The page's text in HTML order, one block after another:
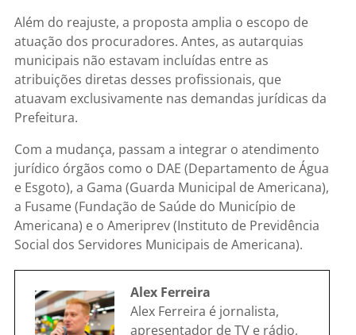
Além do reajuste, a proposta amplia o escopo de
atuação dos procuradores. Antes, as autarquias
municipais não estavam incluídas entre as
atribuições diretas desses profissionais, que
atuavam exclusivamente nas demandas jurídicas da
Prefeitura.
Com a mudança, passam a integrar o atendimento
jurídico órgãos como o DAE (Departamento de Água
e Esgoto), a Gama (Guarda Municipal de Americana),
a Fusame (Fundação de Saúde do Município de
Americana) e o Ameriprev (Instituto de Previdência
Social dos Servidores Municipais de Americana).
Alex Ferreira
Alex Ferreira é jornalista,
apresentador de TV e rádio,